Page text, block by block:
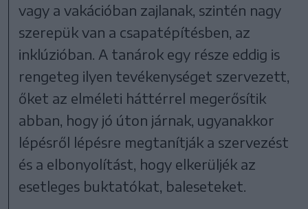
vagy a vakációban zajlanak, szintén nagy
szerepük van a csapatépítésben, az
inklúzióban. A tanárok egy része eddig is
rengeteg ilyen tevékenységet szervezett,
őket az elméleti háttérrel megerősítik
abban, hogy jó úton járnak, ugyanakkor
lépésről lépésre megtanítják a szervezést
és a elbonyolítást, hogy elkerüljék az
esetleges buktatókat, baleseteket.